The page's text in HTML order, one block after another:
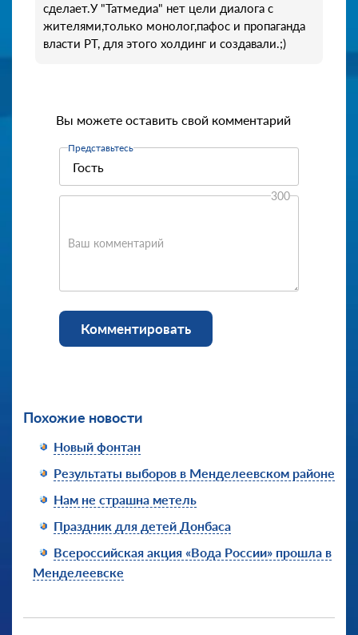
сделает.У "Татмедиа" нет цели диалога с
жителями,только монолог,пафос и пропаганда
власти РТ, для этого холдинг и создавали.;)
Вы можете оставить свой комментарий
Представьтесь
Ваш комментарий
300
Комментировать
Похожие новости
Новый фонтан
Результаты выборов в Менделеевском районе
Нам не страшна метель
Праздник для детей Донбаса
Всероссийская акция «Вода России» прошла в
Менделеевске